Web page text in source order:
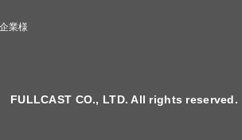
業様
FULLCAST CO., LTD. All rights reserved.